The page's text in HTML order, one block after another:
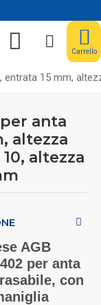
Carrello
entrata 15 mm,
anta
altezza
altezza
AGB
per anta
con